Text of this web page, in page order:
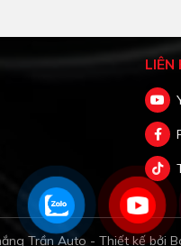
LIÊN
Trần Auto - Thiết kế bởi